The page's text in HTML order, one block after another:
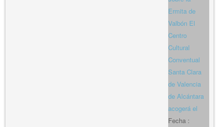
Ermita de
Valbón El
Centro
Cultural
Conventual
Santa Clara
de Valencia
de Alcántara
acogerá el
Fecha :